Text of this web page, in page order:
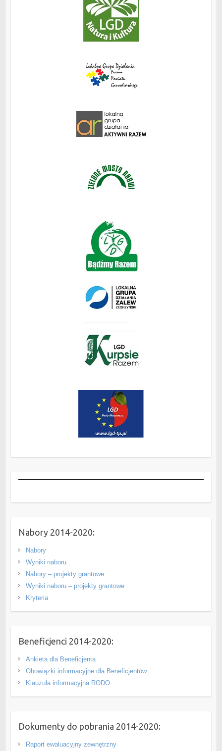
Nabory 2014-2020:
Nabory
Wyniki naboru
Nabory – projekty grantowe
Wyniki naboru – projekty grantowe
Kryteria
Beneficjenci 2014-2020:
Ankieta dla Beneficjenta
Obowiązki informacyjne dla Beneficjentów
Klauzula informacyjna RODO
Dokumenty do pobrania 2014-2020:
Raport ewaluacyjny zewnętrzny